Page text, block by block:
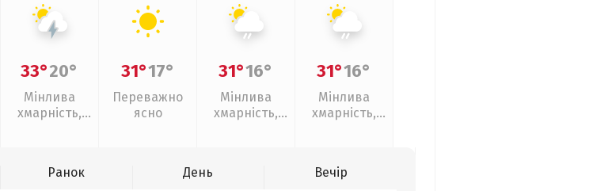
33°20°
Мінлива
хмарність,
31°17°
Переважно
ясно
31°16°
Мінлива
хмарність,
31°16°
Мінлива
хмарність,
Ранок День
Вечір